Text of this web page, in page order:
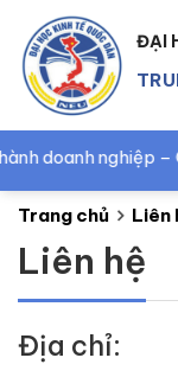
ĐẠI
nghiệp – CEO
Trang chủ Liên
Liên hệ
Địa chỉ: